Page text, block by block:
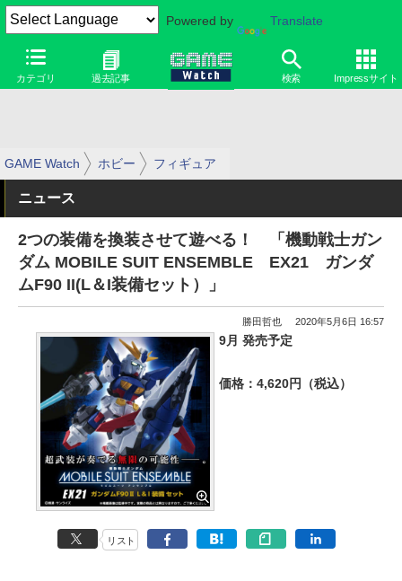
Powered by Translate
カテゴリ 過去記事 検索 Impressサイト
GAME Watch ホビー フィギュア
ニュース
2つの装備を換装させて遊べる！ 「機動戦士ガン
ダム MOBILE SUIT ENSEMBLE EX21 ガンダ
ムF90 II(L＆I装備セット）」
勝田哲也 2020年5月6日 16:57
9月 発売予定
価格：4,620円（税込）
リスト